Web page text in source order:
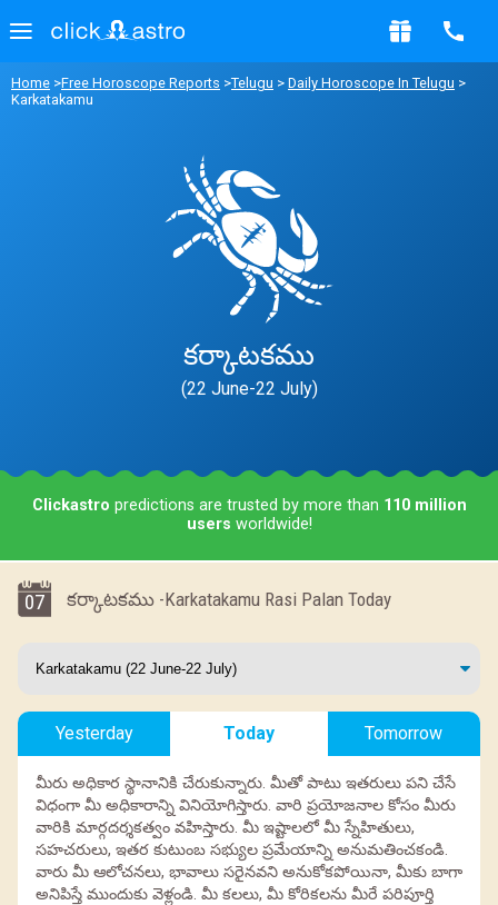
Home >Free Horoscope Reports >Telugu > Daily Horoscope In Telugu >
Karkatakamu
కర్కాటకము
(22 June-22 July)
Clickastro predictions are trusted by more than 110 million
users worldwide!
07 కర్కాటకము -Karkatakamu Rasi Palan Today
Yesterday Today Tomorrow
మీరు అధికార స్థానానికి చేరుకున్నారు. మీతో పాటు ఇతరులు పని చేసే
విధంగా మీ అధికారాన్ని వినియోగిస్తారు. వారి ప్రయోజనాల కోసం మీరు
వారికి మార్గదర్శకత్వం వహిస్తారు. మీ ఇష్టాలలో మీ స్నేహితులు,
సహచరులు, ఇతర కుటుంబ సభ్యుల ప్రమేయాన్ని అనుమతించకండి.
వారు మీ ఆలోచనలు, భావాలు సరైనవని అనుకోకపోయినా, మీకు బాగా
అనిపిస్తే ముందుకు వెళ్లండి. మీ కలలు, మీ కోరికలను మీరే పరిపూర్తి